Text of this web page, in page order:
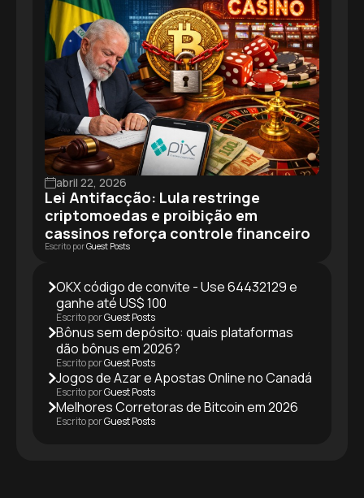
abril 22, 2026
Lei Antifacção: Lula restringe
criptomoedas e proibição em
cassinos reforça controle financeiro
Escrito porGuest Posts
OKX código de convite - Use 64432129 e
ganhe até US$ 100
Escrito porGuest Posts
Bônus sem depósito: quais plataformas
dão bônus em 2026?
Escrito porGuest Posts
Jogos de Azar e Apostas Online no Canadá
Escrito porGuest Posts
Melhores Corretoras de Bitcoin em 2026
Escrito porGuest Posts